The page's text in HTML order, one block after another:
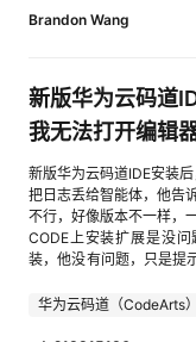
Brandon Wang
新版华为云码道
我无法打开编辑
新版华为云码道IDE安装
把日志丢给智能体，他告
不行，好像版本不一样，
CODE上安装扩展是没
装，他没有问题，只是提
华为云码道（CodeArts